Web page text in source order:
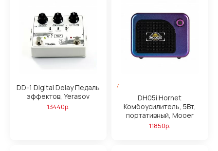
DD-1 Digital Delay Педаль
эффектов, Yerasov
13440р.
7
DH05i Hornet
Комбоусилитель, 5Вт,
портативный, Mooer
11850р.